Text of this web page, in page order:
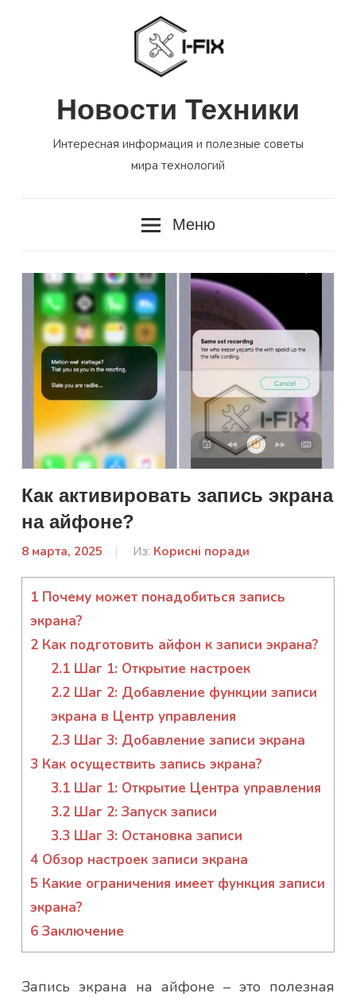
Новости Техники
Интересная информация и полезные советы
мира технологий
Меню
Как активировать запись экрана
на айфоне?
8 марта, 2025
От:
Из: Корисні поради
1 Почему может понадобиться запись
экрана?
2 Как подготовить айфон к записи экрана?
2.1Шаг 1: Открытие настроек
2.2Шаг 2: Добавление функции записи
экрана в Центр управления
2.3 Шаг 3: Добавление записи экрана
3 Как осуществить запись экрана?
3.1Шаг 1: Открытие Центра управления
3.2Шаг 2: Запуск записи
3.3 Шаг 3: Остановка записи
4 Обзор настроек записи экрана
5 Какие ограничения имеет функция записи
экрана?
6Заключение
Запись экрана на айфоне – это полезная